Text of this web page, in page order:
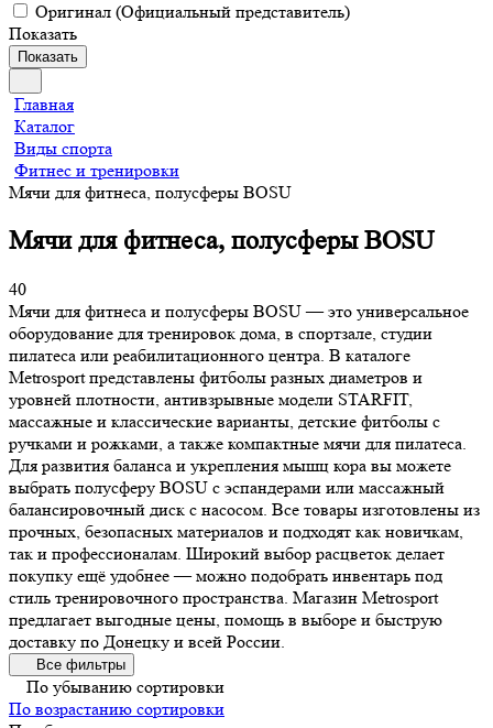
Оригинал (Официальный представитель)
Показать
Показать
Главная
Каталог
Виды спорта
Фитнес и тренировки
Мячи для фитнеса, полусферы BOSU
Мячи для фитнеса, полусферы BOSU
40
Мячи для фитнеса и полусферы BOSU — это универсальное
оборудование для тренировок дома, в спортзале, студии
пилатеса или реабилитационного центра. В каталоге
Metrosport представлены фитболы разных диаметров и
уровней плотности, антивзрывные модели STARFIT,
массажные и классические варианты, детские фитболы с
ручками и рожками, а также компактные мячи для пилатеса.
Для развития баланса и укрепления мышц кора вы можете
выбрать полусферу BOSU с эспандерами или массажный
балансировочный диск с насосом. Все товары изготовлены из
прочных, безопасных материалов и подходят как новичкам,
так и профессионалам. Широкий выбор расцветок делает
покупку ещё удобнее — можно подобрать инвентарь под
стиль тренировочного пространства. Магазин Metrosport
предлагает выгодные цены, помощь в выборе и быструю
доставку по Донецку и всей России.
Все фильтры
По убыванию сортировки
По возрастанию сортировки